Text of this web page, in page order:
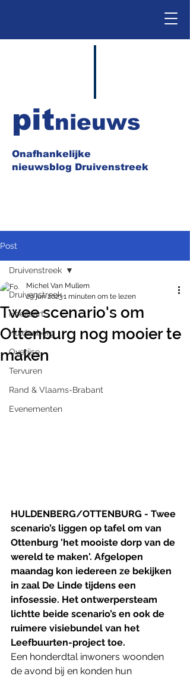
Onafhankelijke
nieuwsblog Druivenstreek
pitnieuws
Post
Druivenstreek
Hoeilaart
Huldenberg
Overijse
Tervuren
Rand & Vlaams-Brabant
Evenementen
Druivenstreek
Twee scenario's om
Ottenburg nog mooier te
maken
Michel Van Mullem
29 jun 20231 minuten om te lezen
HULDENBERG/OTTENBURG - Twee
scenario’s liggen op tafel om van
Ottenburg 'het mooiste dorp van de
wereld te maken'. Afgelopen
maandag kon iedereen ze bekijken
in zaal De Linde tijdens een
infosessie. Het ontwerpersteam
lichtte beide scenario’s en ook de
ruimere visiebundel van het
Leefbuurten-project toe.
Een honderdtal inwoners woonden
de avond bij en konden hun